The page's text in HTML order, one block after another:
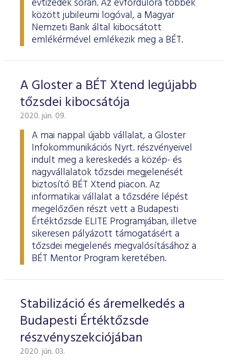
évtizedek során. Az évfordulóra többek
között jubileumi logóval, a Magyar
Nemzeti Bank által kibocsátott
emlékérmével emlékezik meg a BÉT.
A Gloster a BÉT Xtend legújabb
tőzsdei kibocsátója
2020. jún. 09.
A mai nappal újabb vállalat, a Gloster
Infokommunikációs Nyrt. részvényeivel
indult meg a kereskedés a közép- és
nagyvállalatok tőzsdei megjelenését
biztosító BÉT Xtend piacon. Az
informatikai vállalat a tőzsdére lépést
megelőzően részt vett a Budapesti
Értéktőzsde ELITE Programjában, illetve
sikeresen pályázott támogatásért a
tőzsdei megjelenés megvalósításához a
BÉT Mentor Program keretében.
Stabilizáció és áremelkedés a
Budapesti Értéktőzsde
részvényszekciójában
2020. jún. 03.